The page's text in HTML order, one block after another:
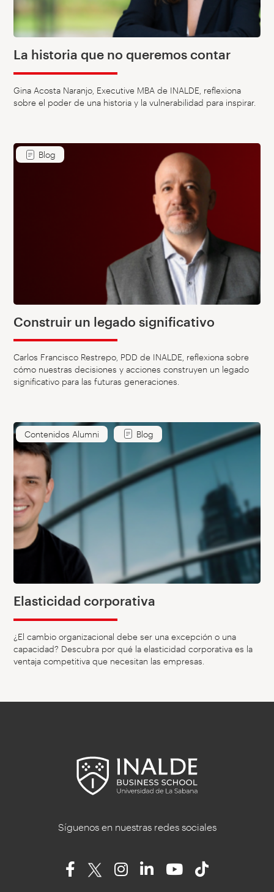
La historia que no queremos contar
Gina Acosta Naranjo, Executive MBA de INALDE, reflexiona
sobre el poder de una historia y la vulnerabilidad para inspirar.
Blog
Construir un legado significativo
Carlos Francisco Restrepo, PDD de INALDE, reflexiona sobre
cómo nuestras decisiones y acciones construyen un legado
significativo para las futuras generaciones.
Contenidos Alumni Blog
Elasticidad corporativa
¿El cambio organizacional debe ser una excepción o una
capacidad? Descubra por qué la elasticidad corporativa es la
ventaja competitiva que necesitan las empresas.
Síguenos en nuestras redes sociales